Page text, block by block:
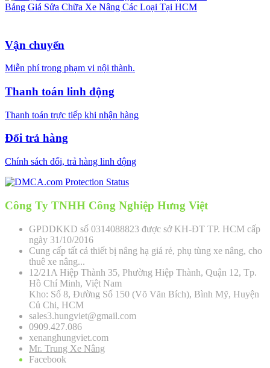
Bảng Giá Sửa Chữa Xe Nâng Các Loại Tại HCM
Vận chuyển
Miễn phí trong phạm vi nội thành.
Thanh toán linh động
Thanh toán trực tiếp khi nhận hàng
Đổi trả hàng
Chính sách đổi, trả hàng linh động
Công Ty TNHH Công Nghiệp Hưng Việt
GPDDKKD số 0314088823 được sở KH-ĐT TP. HCM cấp
ngày 31/10/2016
Cung cấp tất cả thiết bị nâng hạ giá rẻ, phụ tùng xe nâng, cho
thuê xe nâng...
12/21A Hiệp Thành 35, Phường Hiệp Thành, Quận 12, Tp.
Hồ Chí Minh, Việt Nam
Kho: Số 8, Đường Số 150 (Võ Văn Bích), Bình Mỹ, Huyện
Củ Chi, HCM
sales3.hungviet@gmail.com
0909.427.086
xenanghungviet.com
Mr. Trung Xe Nâng
Facebook